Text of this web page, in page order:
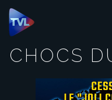
Panneau de gestion
CHOCS